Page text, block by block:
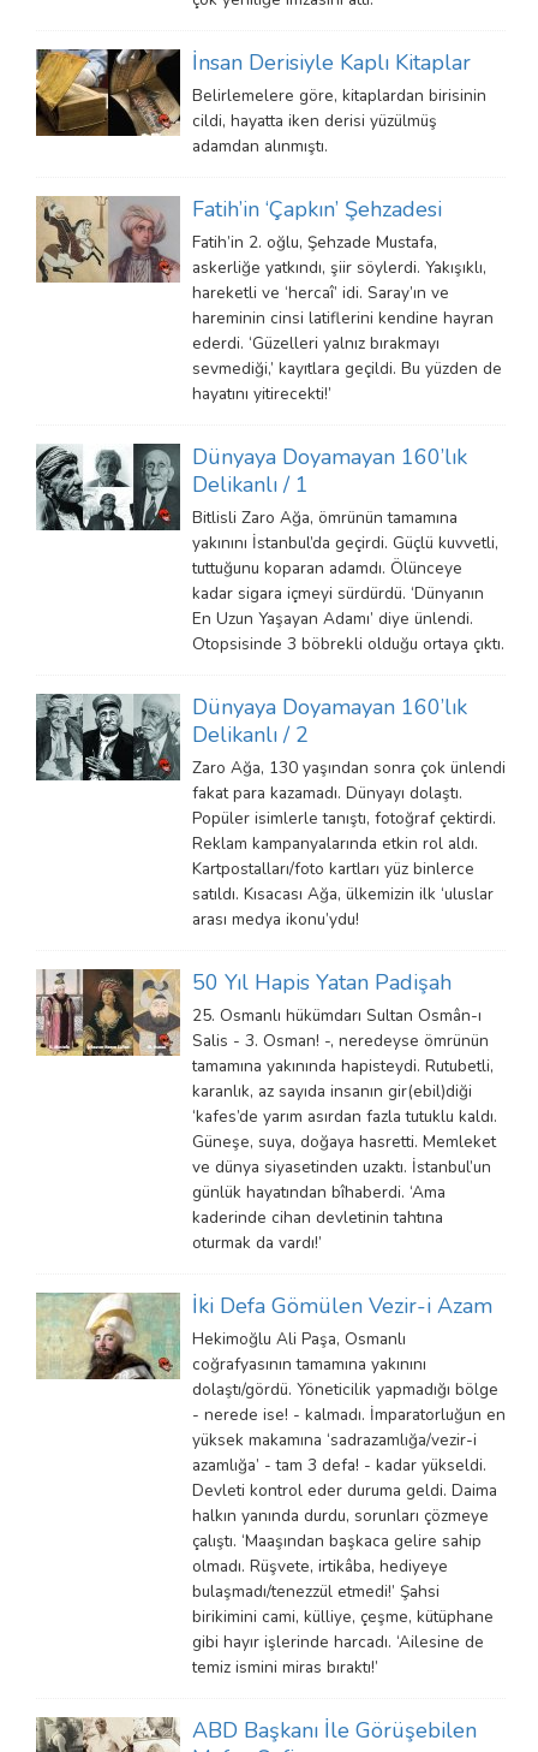
İnsan Derisiyle Kaplı Kitaplar
Belirlemelere göre, kitaplardan birisinin
cildi, hayatta iken derisi yüzülmüş
adamdan alınmıştı.
Fatih’in ‘Çapkın’ Şehzadesi
Fatih’in 2. oğlu, Şehzade Mustafa,
askerliğe yatkındı, şiir söylerdi. Yakışıklı,
hareketli ve ‘hercaî’ idi. Saray’ın ve
hareminin cinsi latiflerini kendine hayran
ederdi. ‘Güzelleri yalnız bırakmayı
sevmediği,’ kayıtlara geçildi. Bu yüzden de
hayatını yitirecekti!’
Dünyaya Doyamayan 160’lık
Delikanlı / 1
Bitlisli Zaro Ağa, ömrünün tamamına
yakınını İstanbul’da geçirdi. Güçlü kuvvetli,
tuttuğunu koparan adamdı. Ölünceye
kadar sigara içmeyi sürdürdü. ‘Dünyanın
En Uzun Yaşayan Adamı’ diye ünlendi.
Otopsisinde 3 böbrekli olduğu ortaya çıktı.
Dünyaya Doyamayan 160’lık
Delikanlı / 2
Zaro Ağa, 130 yaşından sonra çok ünlendi
fakat para kazamadı. Dünyayı dolaştı.
Popüler isimlerle tanıştı, fotoğraf çektirdi.
Reklam kampanyalarında etkin rol aldı.
Kartpostalları/foto kartları yüz binlerce
satıldı. Kısacası Ağa, ülkemizin ilk ‘uluslar
arası medya ikonu’ydu!
50 Yıl Hapis Yatan Padişah
25. Osmanlı hükümdarı Sultan Osmân-ı
Salis - 3. Osman! -, neredeyse ömrünün
tamamına yakınında hapisteydi. Rutubetli,
karanlık, az sayıda insanın gir(ebil)diği
‘kafes’de yarım asırdan fazla tutuklu kaldı.
Güneşe, suya, doğaya hasretti. Memleket
ve dünya siyasetinden uzaktı. İstanbul’un
günlük hayatından bîhaberdi. ‘Ama
kaderinde cihan devletinin tahtına
oturmak da vardı!’
İki Defa Gömülen Vezir-i Azam
Hekimoğlu Ali Paşa, Osmanlı
coğrafyasının tamamına yakınını
dolaştı/gördü. Yöneticilik yapmadığı bölge
- nerede ise! - kalmadı. İmparatorluğun en
yüksek makamına ‘sadrazamlığa/vezir-i
azamlığa’ - tam 3 defa! - kadar yükseldi.
Devleti kontrol eder duruma geldi. Daima
halkın yanında durdu, sorunları çözmeye
çalıştı. ‘Maaşından başkaca gelire sahip
olmadı. Rüşvete, irtikâba, hediyeye
bulaşmadı/tenezzül etmedi!’ Şahsi
birikimini cami, külliye, çeşme, kütüphane
gibi hayır işlerinde harcadı. ‘Ailesine de
temiz ismini miras bıraktı!’
ABD Başkanı İle Görüşebilen